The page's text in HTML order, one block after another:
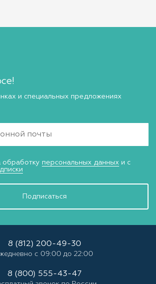
и специальных предложениях
Подписаться
обработку персональных данных и с
8 (812) 200-49-30
с 09:00 до 22:00
8 (800) 555-43-47